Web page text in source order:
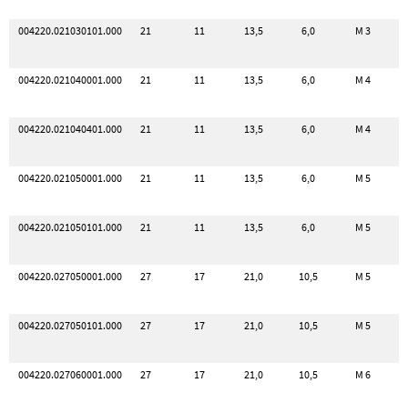
004220.021030101.000 21 11 13,5 6,0 M 3
004220.021040001.000 21 11 13,5 6,0 M 4
004220.021040401.000 21 11 13,5 6,0 M 4
004220.021050001.000 21 11 13,5 6,0 M 5
004220.021050101.000 21 11 13,5 6,0 M 5
004220.027050001.000 27 17 21,0 10,5 M 5
004220.027050101.000 27 17 21,0 10,5 M 5
004220.027060001.000 27 17 21,0 10,5 M 6